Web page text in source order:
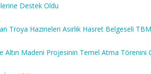
Destek Oldu
Troya Hazineleri Asırlık Hasret Belgeseli
Altın Madeni Projesinin Temel Atma Törenini